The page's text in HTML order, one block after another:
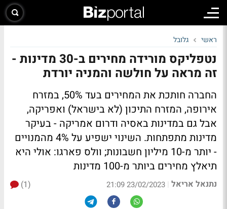
ראשי גלובל
נטפליקס מורידה מחירים ב-30 מדינות -
זה מראה על חולשה והמניה יורדת
החברה חותכת את המחירים בעד 50%, במזרח
אירופה, המזרח התיכון (לא בישראל) ואפריקה,
אבל גם במדינות באסיה ודרום אמריקה - בעיקר
מדינות מתפתחות. השינוי ישפיע על 4% מהמנויים
- יותר מ-10 מיליון חשבונות; וולס פארגו: אולי היא
תיאלץ מחירים ביותר מ-100 מדינות
נתנאל אריאל |
23/02/2023 21:09
(1)